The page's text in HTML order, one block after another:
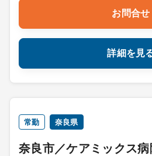
お問合せ
詳細を見
常勤 奈良県
奈良市／ケアミックス病